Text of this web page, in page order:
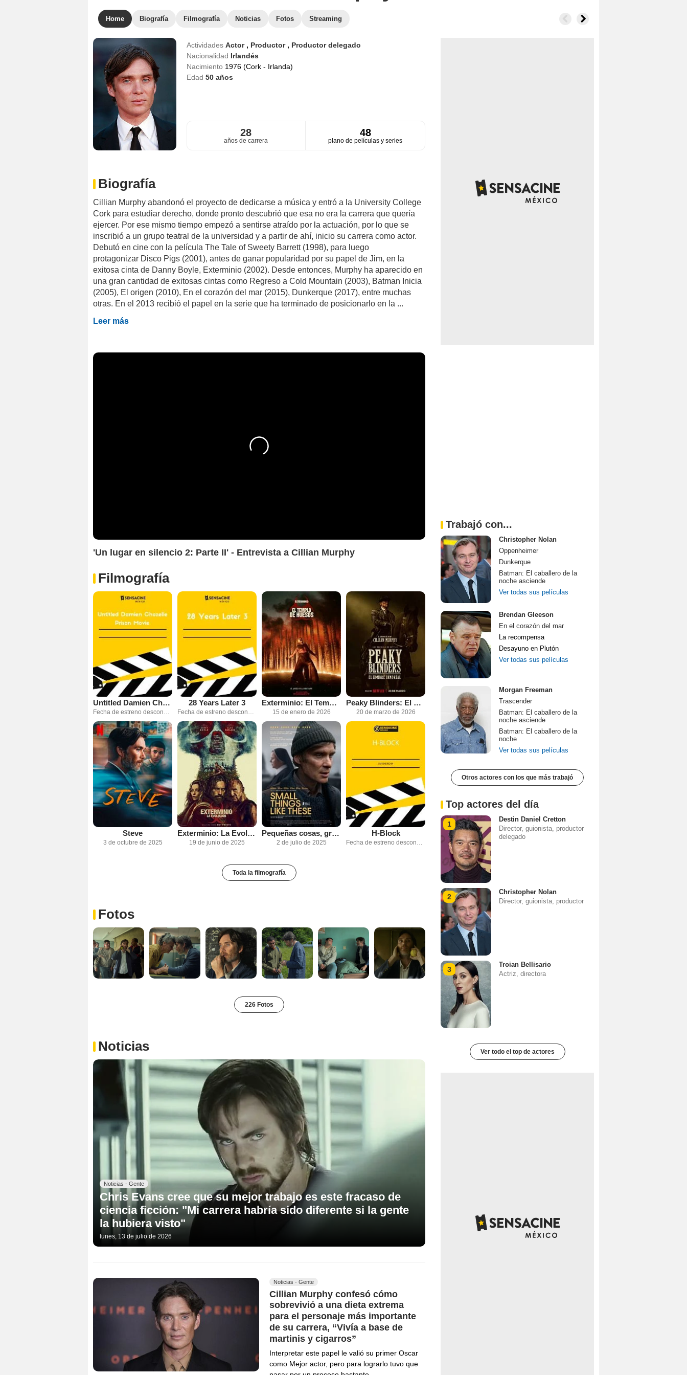
Home Biografía Filmografía Noticias Fotos Streaming
Actividades Actor , Productor , Productor delegado
Nacionalidad Irlandés
Nacimiento 1976 (Cork - Irlanda)
Edad 50años
28
años de carrera
48
plano de películas y series
Biografía
Cillian Murphy abandonó el proyecto de dedicarse a música y entró a la University College
Cork para estudiar derecho, donde pronto descubrió que esa no era la carrera que quería
ejercer. Por ese mismo tiempo empezó a sentirse atraído por la actuación, por lo que se
inscribió a un grupo teatral de la universidad y a partir de ahí, inicio su carrera como actor.
Debutó en cine con la película The Tale of Sweety Barrett (1998), para luego
protagonizar Disco Pigs (2001), antes de ganar popularidad por su papel de Jim, en la
exitosa cinta de Danny Boyle, Exterminio (2002). Desde entonces, Murphy ha aparecido en
una gran cantidad de exitosas cintas como Regreso a Cold Mountain (2003), Batman Inicia
(2005), El origen (2010), En el corazón del mar (2015), Dunkerque (2017), entre muchas
otras. En el 2013 recibió el papel en la serie que ha terminado de posicionarlo en la ...
Leer más
'Un lugar en silencio 2: Parte II' - Entrevista a Cillian Murphy
Filmografía
Untitled Damien Chazelle Prison Movie
Fecha de estreno desconocida
28 Years Later 3
Fecha de estreno desconocida
Exterminio: El Templo de Huesos
15 de enero de 2026
Peaky Blinders: El hombre inmortal
20 de marzo de 2026
Steve
3 de octubre de 2025
Exterminio: La Evolución
19 de junio de 2025
Pequeñas cosas, grandes secretos
2 de julio de 2025
H-Block
Fecha de estreno desconocida
Toda la filmografía
Fotos
226 Fotos
Noticias
Noticias - Gente
Chris Evans cree que su mejor trabajo es este fracaso de
ciencia ficción: "Mi carrera habría sido diferente si la gente
la hubiera visto"
lunes, 13 de julio de 2026
Noticias - Gente
Cillian Murphy confesó cómo
sobrevivió a una dieta extrema
para el personaje más importante
de su carrera, “Vivía a base de
martinis y cigarros”
Interpretar este papel le valió su primer Oscar
como Mejor actor, pero para lograrlo tuvo que
Trabajó con...
Christopher Nolan
Oppenheimer
Dunkerque
Batman: El caballero de la
noche asciende
Ver todas sus películas
Brendan Gleeson
En el corazón del mar
La recompensa
Desayuno en Plutón
Ver todas sus películas
Morgan Freeman
Trascender
Batman: El caballero de la
noche asciende
Batman: El caballero de la
noche
Ver todas sus películas
Otros actores con los que más trabajó
Top actores del día
1
Destin Daniel Cretton
Director, guionista, productor
delegado
2
Christopher Nolan
Director, guionista, productor
3
Troian Bellisario
Actriz, directora
Ver todo el top de actores